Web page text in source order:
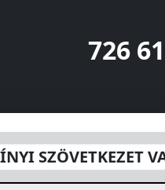
726
FÜLÖPHÁZAKossuth u 6
SZÖVETKEZET